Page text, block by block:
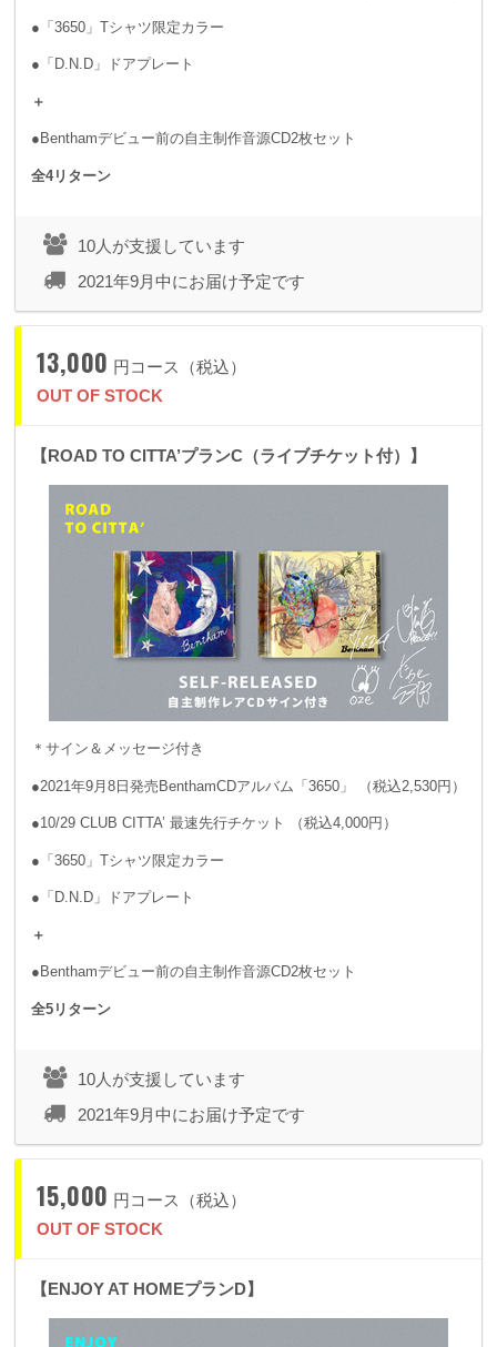
●「3650」Tシャツ限定カラー
●「D.N.D」ドアプレート
＋
●Benthamデビュー前の自主制作音源CD2枚セット
全4リターン
10人が支援しています
2021年9月中にお届け予定です
13,000 円コース（税込）
OUT OF STOCK
【ROAD TO CITTA’プランC（ライブチケット付）】
＊サイン＆メッセージ付き
●2021年9月8日発売BenthamCDアルバム「3650」 （税込2,530円）
●10/29 CLUB CITTA’ 最速先行チケット （税込4,000円）
●「3650」Tシャツ限定カラー
●「D.N.D」ドアプレート
＋
●Benthamデビュー前の自主制作音源CD2枚セット
全5リターン
10人が支援しています
2021年9月中にお届け予定です
15,000 円コース（税込）
OUT OF STOCK
【ENJOY AT HOMEプランD】